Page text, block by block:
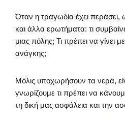
Όταν η τραγωδία έχει περάσει,
και άλλα ερωτήματα: τι
μιας πόλης; Τι πρέπει να γίνει
ανάγκης;
Μόλις υποχωρήσουν τα νερά,
γνωρίζουμε τι πρέπει να
τη δική μας ασφάλεια και την